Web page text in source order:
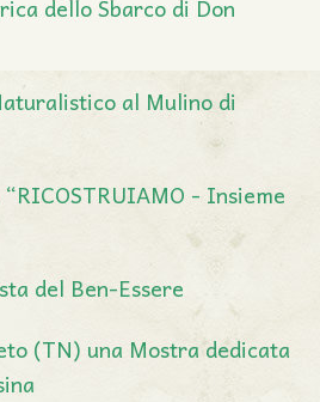
dello Sbarco di Don
al Mulino di
- Insieme
del Ben-Essere
(TN) una Mostra dedicata